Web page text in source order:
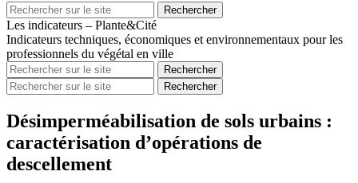
Recherche
pour
Rechercher
Les indicateurs – Plante&Cité
Indicateurs techniques, économiques et environnementaux pour les
professionnels du végétal en ville
Recherche
pour
Rechercher
Recherche
pour
Rechercher
Désimperméabilisation de sols urbains :
caractérisation d’opérations de
descellement